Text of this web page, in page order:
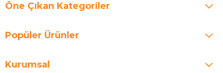
Öne Çıkan Kategoriler
Popüler Ürünler
Kurumsal